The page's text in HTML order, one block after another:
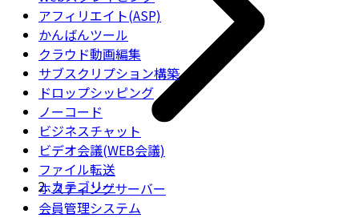
アフィリエイト(ASP)
かんばんツール
クラウド動画編集
サブスクリプション構築
ドロップシッピング
ノーコード
ビジネスチャット
ビデオ会議(WEB会議)
ファイル転送
ホスティングサーバー
会員管理システム
カテゴリー